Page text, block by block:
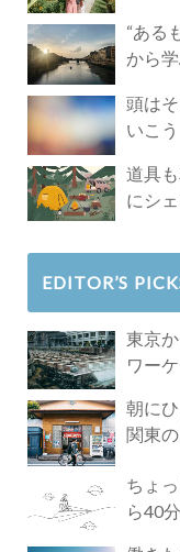
“ある
から
頭は
いこう
道具
にシ
EDITOR’S
東京
ワー
朝に
関東
ちょ
ら40